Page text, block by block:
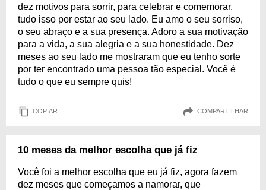
dez motivos para sorrir, para celebrar e comemorar,
tudo isso por estar ao seu lado. Eu amo o seu sorriso,
o seu abraço e a sua presença. Adoro a sua motivação
para a vida, a sua alegria e a sua honestidade. Dez
meses ao seu lado me mostraram que eu tenho sorte
por ter encontrado uma pessoa tão especial. Você é
tudo o que eu sempre quis!
COPIAR COMPARTILHAR
10 meses da melhor escolha que já fiz
Você foi a melhor escolha que eu já fiz, agora fazem
dez meses que começamos a namorar, que